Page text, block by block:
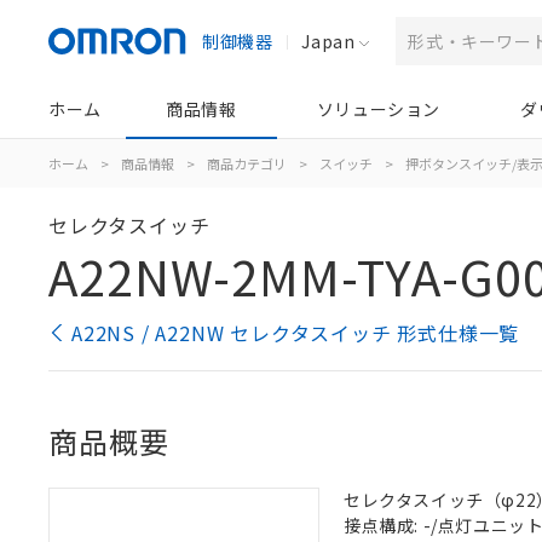
制御機器 Japan
ホーム 商品情報 ソリューション
ホーム > 商品情報 > 商品カテゴリ > スイッチ > 押ボタンスイッチ/表
セレクタスイッチ
A22NW-2MM-TYA-
A22NS / A22NW セレクタスイッチ 形式仕様一覧
商品概要
セレクタスイッチ（φ22
接点構成: -/点灯ユニッ